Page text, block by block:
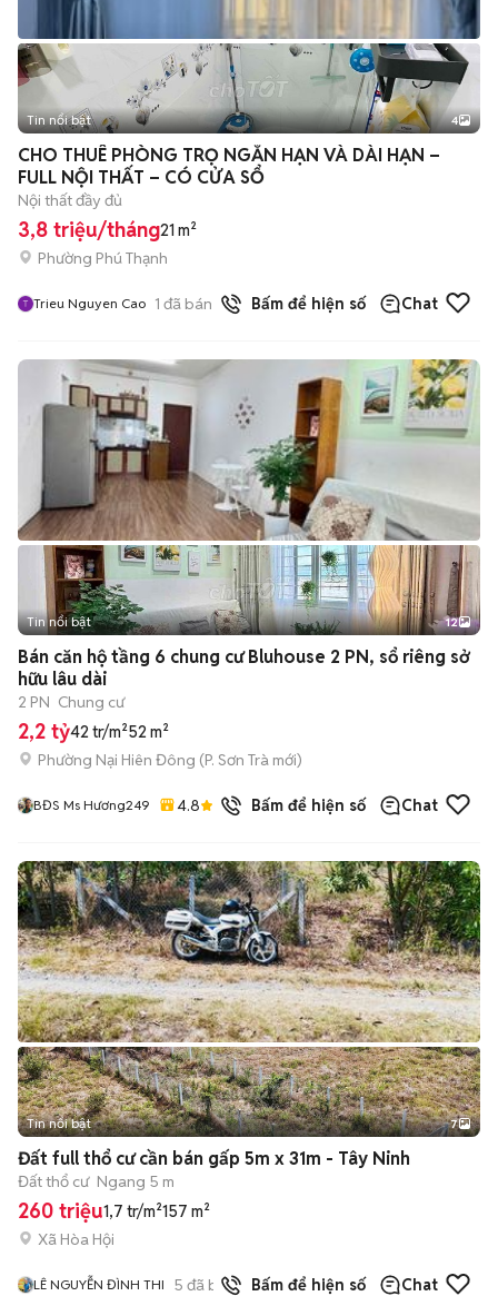
Tin nổi bật 4
CHO THUÊ PHÒNG TRỌ NGẮN HẠN VÀ DÀI HẠN –
FULL NỘI THẤT – CÓ CỬA SỔ
Nội thất đầy đủ
3,8 triệu/tháng21 m²
Phường Phú Thạnh
Trieu Nguyen Cao 1 đã bán Bấm để hiện số Chat
+2
Tin nổi bật 12
Bán căn hộ tầng 6 chung cư Bluhouse 2 PN, sổ riêng sở
hữu lâu dài
2 PN Chung cư
2,2 tỷ42 tr/m²52 m²
Phường Nại Hiên Đông (P. Sơn Trà mới)
BĐS Ms Hương249 4.8 7đã bánBấm để hiện số Chat
+2
Tin nổi bật 7
Đất full thổ cư cần bán gấp 5m x 31m - Tây Ninh
Đất thổ cư Ngang 5 m
260 triệu1,7 tr/m²157 m²
Xã Hòa Hội
LÊ NGUYỄN ĐÌNH THI 5 đã bán Bấm để hiện số Chat